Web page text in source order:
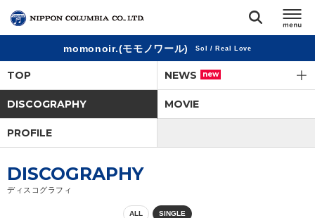
閉じる
アーティスト
ジャンル
momonoir.(モモノワール) Sol / Real Love
TOP NEWS new
DISCOGRAPHY MOVIE
PROFILE
DISCOGRAPHY
ディスコグラフィ
ALL SINGLE